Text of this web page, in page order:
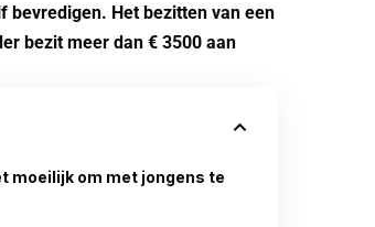
bevredigen. Het bezitten van een
bezit meer dan € 3500 aan
moeilijk om met jongens te